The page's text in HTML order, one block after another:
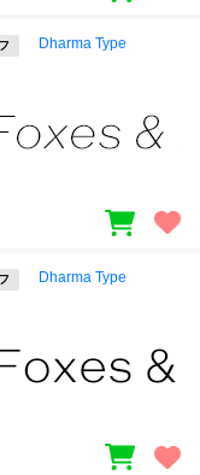
Dharma Type
Dharma Type